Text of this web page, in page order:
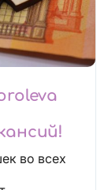
во всех